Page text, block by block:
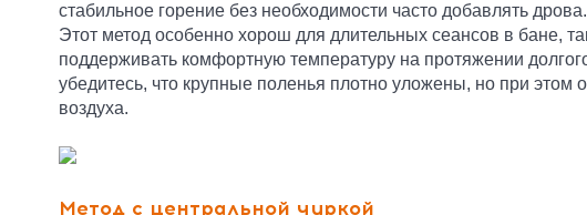
стабильное горение без необходимости часто добавлять дрова.
Этот метод особенно хорош для длительных сеансов в бане,
поддерживать комфортную температуру на протяжении
убедитесь, что крупные поленья плотно уложены, но при этом
воздуха.
Метод с центральной чуркой